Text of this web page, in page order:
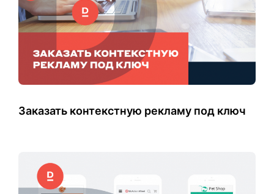
Заказать контекстную рекламу под ключ